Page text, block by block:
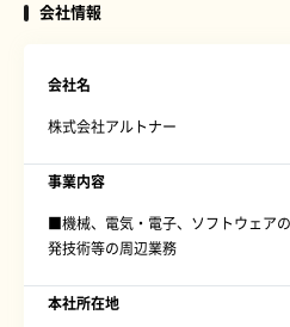
会社情報
会社名
株式会社アルトナー
事業内容
■機械、電気・電子、ソフトウェア
発技術等の周辺業務
本社所在地